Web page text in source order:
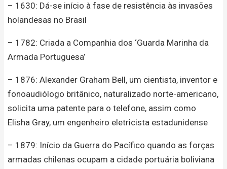
– 1630: Dá-se início à fase de resistência às invasões
holandesas no Brasil
– 1782: Criada a Companhia dos ‘Guarda Marinha da
Armada Portuguesa’
– 1876: Alexander Graham Bell, um cientista, inventor e
fonoaudiólogo britânico, naturalizado norte-americano,
solicita uma patente para o telefone, assim como
Elisha Gray, um engenheiro eletricista estadunidense
– 1879: Início da Guerra do Pacífico quando as forças
armadas chilenas ocupam a cidade portuária boliviana